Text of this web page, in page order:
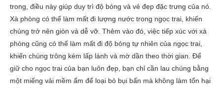
trong, điều này giúp duy trì độ bóng và vẻ đẹp đặc trưng của nó.
Xà phòng có thể làm mất đi lượng nước trong ngọc trai, khiến
chúng trở nên giòn và dễ vỡ. Thêm vào đó, việc tiếp xúc với xà
phòng cũng có thể làm mất đi độ bóng tự nhiên của ngọc trai,
khiến chúng trông kém lấp lánh và mờ dần theo thời gian. Để
giữ cho ngọc trai của bạn luôn đẹp, bạn chỉ cần lau chúng bằng
một miếng vải mềm ẩm để loại bỏ bụi bẩn mà không làm tổn hại